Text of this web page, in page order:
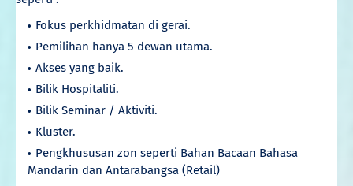
Fokus perkhidmatan di gerai.
Pemilihan hanya 5 dewan utama.
Akses yang baik.
Bilik Hospitaliti.
Bilik Seminar / Aktiviti.
Kluster.
Pengkhususan zon seperti Bahan Bacaan Bahasa
Mandarin dan Antarabangsa (Retail)